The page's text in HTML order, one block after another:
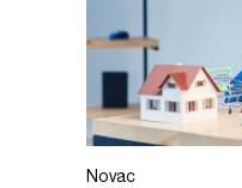
Novac